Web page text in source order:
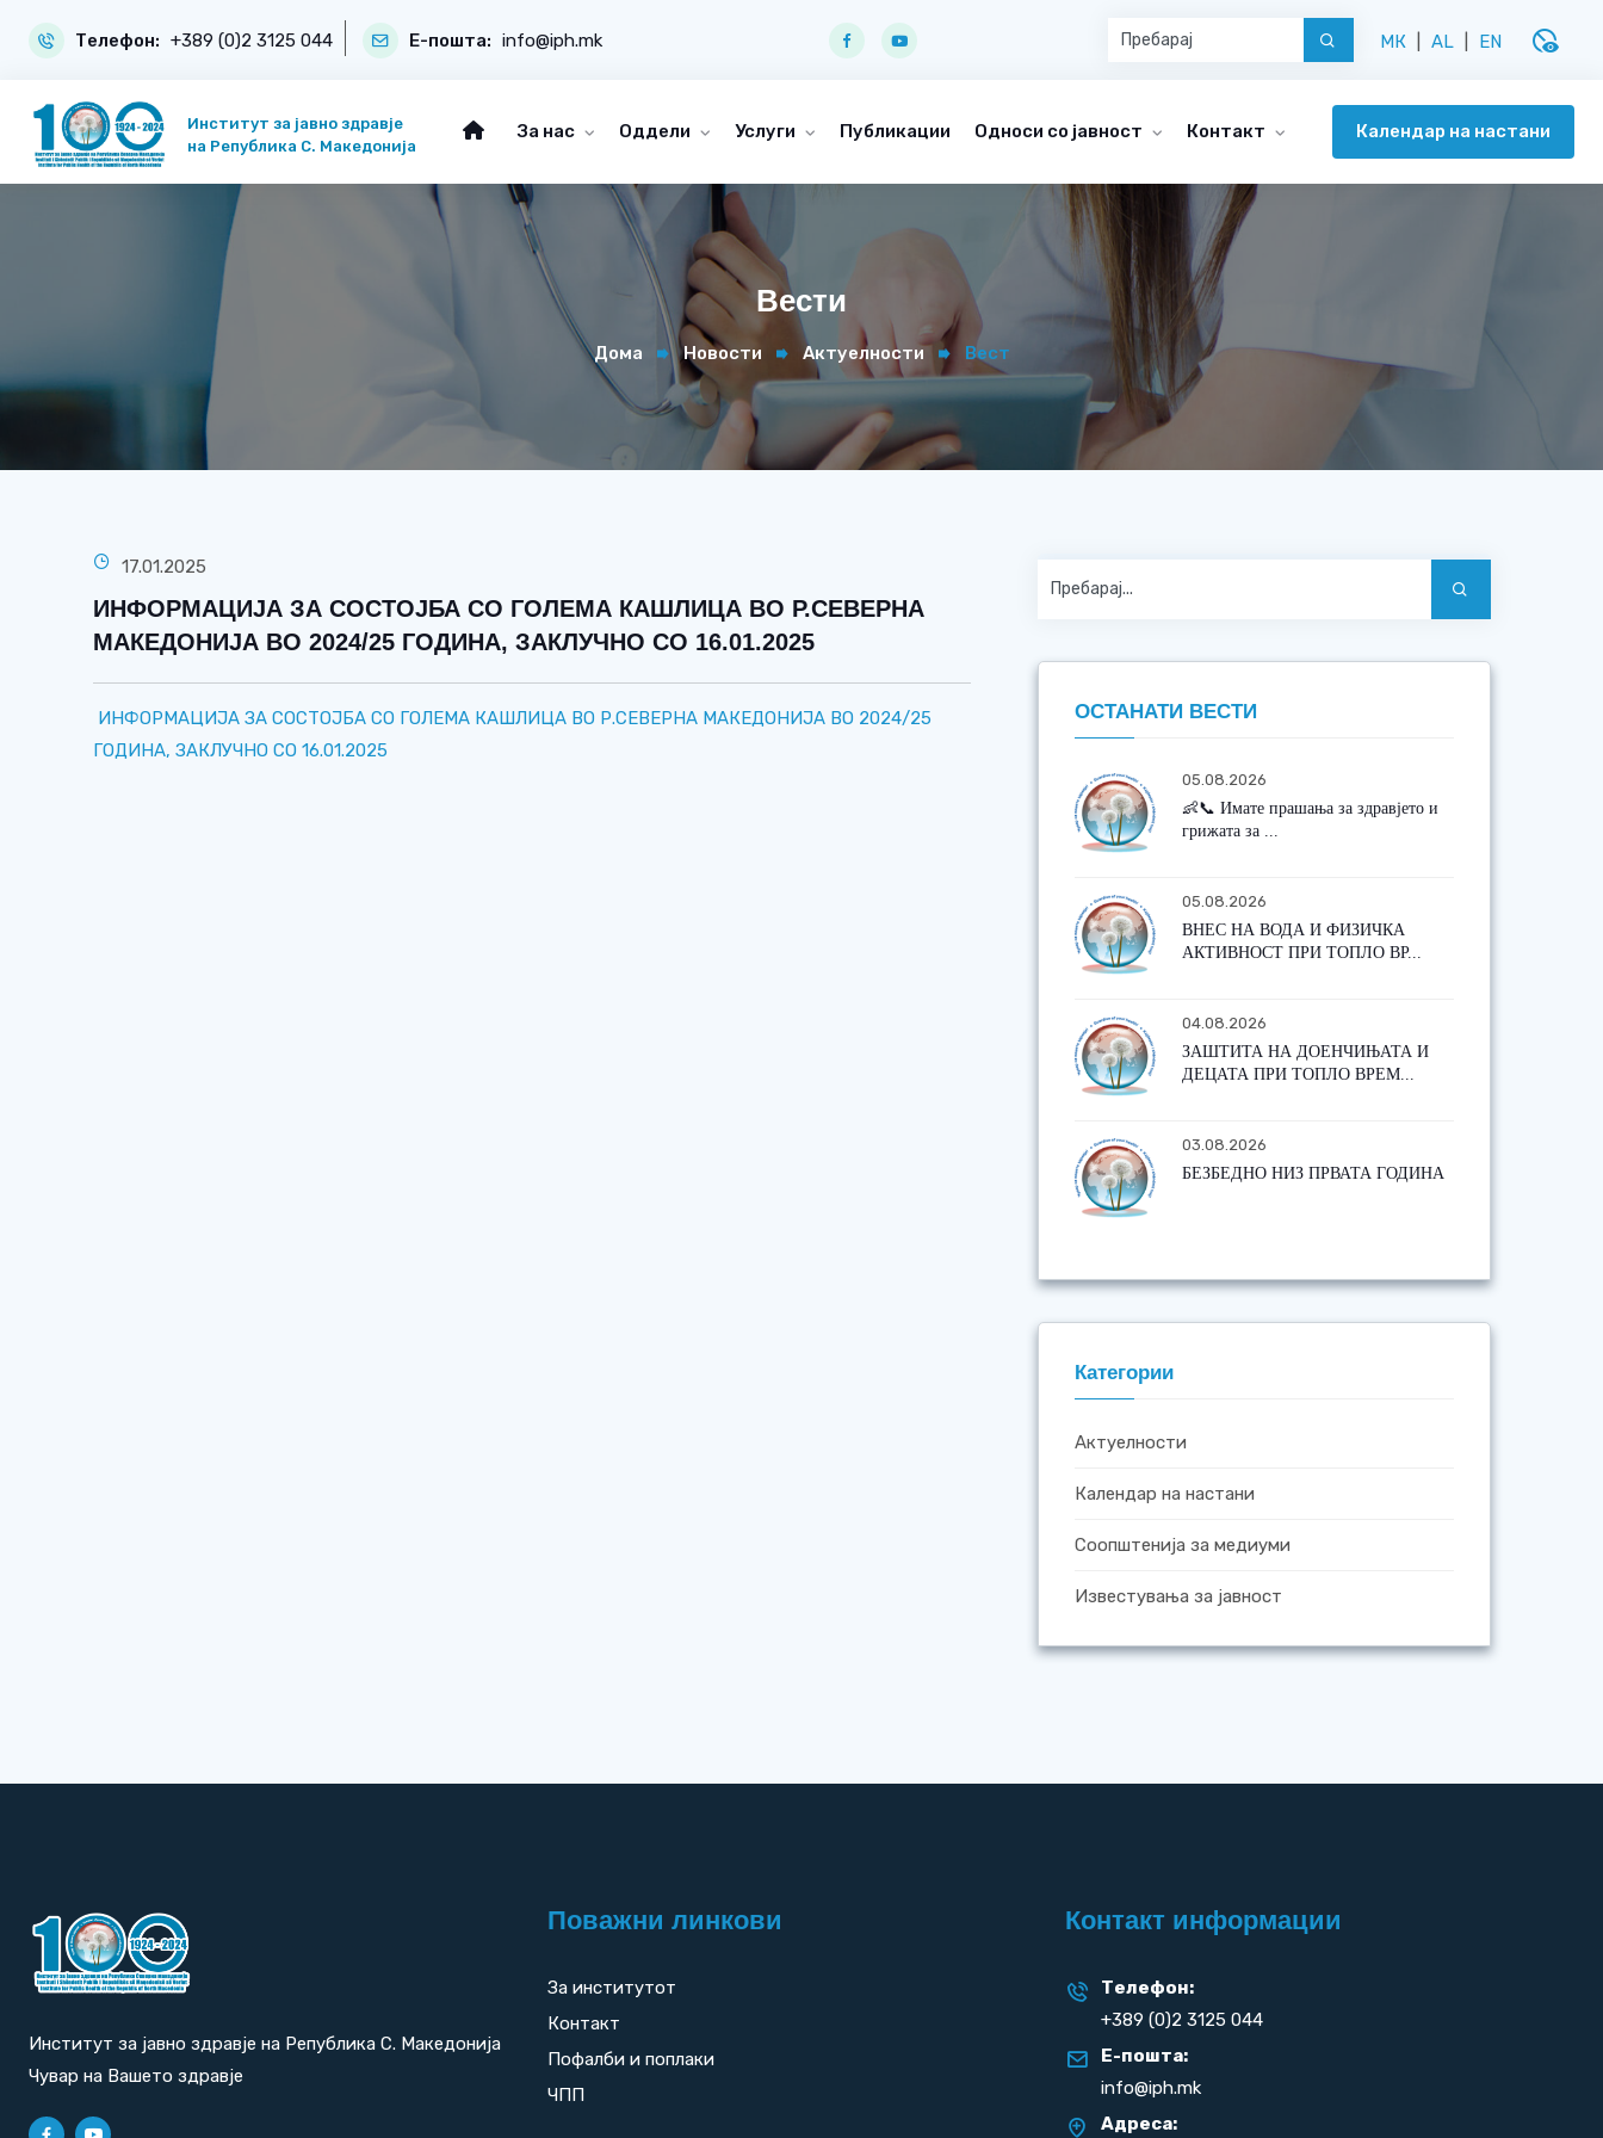
Телефон: +389 (0)2 3125 044 Е-пошта: info@iph.mk МК AL EN disabled_visible
Институт за јавно здравје
на Република С. Македонија
За нас Оддели Услуги Публикации Односи со јавност Контакт Календар на настани
Вести
Дома Новости Актуелности Вест
17.01.2025
ИНФОРМАЦИЈА ЗА СОСТОЈБА СО ГОЛЕМА КАШЛИЦА ВО Р.СЕВЕРНА
МАКЕДОНИЈА ВО 2024/25 ГОДИНА, ЗАКЛУЧНО СО 16.01.2025
ИНФОРМАЦИЈА ЗА СОСТОЈБА СО ГОЛЕМА КАШЛИЦА ВО Р.СЕВЕРНА МАКЕДОНИЈА ВО 2024/25
ГОДИНА, ЗАКЛУЧНО СО 16.01.2025
ОСТАНАТИ ВЕСТИ
05.08.2026
👶📞 Имате прашања за здравјето и
грижата за ...
05.08.2026
ВНЕС НА ВОДА И ФИЗИЧКА
АКТИВНОСТ ПРИ ТОПЛО ВР...
04.08.2026
ЗАШТИТА НА ДОЕНЧИЊАТА И
ДЕЦАТА ПРИ ТОПЛО ВРЕМ...
03.08.2026
БЕЗБЕДНО НИЗ ПРВАТА ГОДИНА
Категории
Актуелности
Календар на настани
Соопштенија за медиуми
Известувања за јавност
Институт за јавно здравје на Република С. Македонија
Чувар на Вашето здравје
Поважни линкови
За институтот
Контакт
Пофалби и поплаки
ЧПП
Контакт информации
Телефон:
+389 (0)2 3125 044
Е-пошта:
info@iph.mk
Адреса: